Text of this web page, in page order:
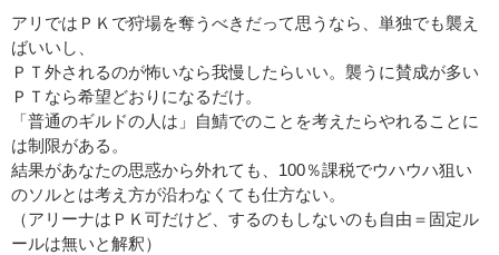
アリではＰＫで狩場を奪うべきだって思うなら、単独でも襲え
ばいいし、
ＰＴ外されるのが怖いなら我慢したらいい。襲うに賛成が多い
ＰＴなら希望どおりになるだけ。
「普通のギルドの人は」自鯖でのことを考えたらやれることに
は制限がある。
結果があなたの思惑から外れても、100％課税でウハウハ狙い
のソルとは考え方が沿わなくても仕方ない。
（アリーナはＰＫ可だけど、するのもしないのも自由＝固定ル
ールは無いと解釈）